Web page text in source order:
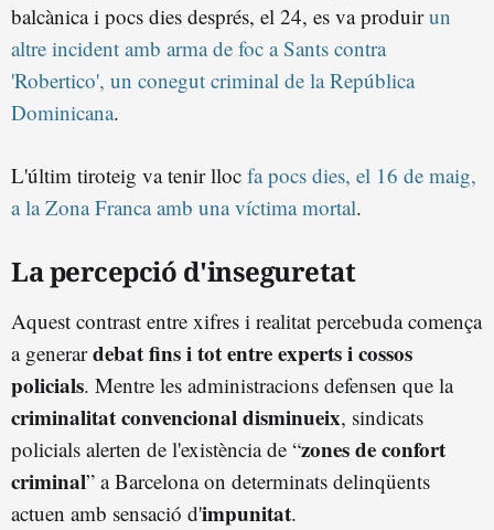
balcànica i pocs dies després, el 24, es va produirun
altre incident amb arma de foc a Sants contra
'Robertico', un conegut criminal de la República
Dominicana.
L'últim tiroteig va tenir lloc fa pocs dies, el 16 de maig,
a la Zona Franca amb una víctima mortal.
La percepció d'inseguretat
Aquest contrast entre xifres i realitat percebuda comença
a generardebat fins i tot entre experts i cossos
policials. Mentre les administracions defensen que la
criminalitat convencional disminueix, sindicats
policials alerten de l'existència de “zones de confort
criminal” a Barcelona on determinats delinqüents
actuen amb sensació d'impunitat.